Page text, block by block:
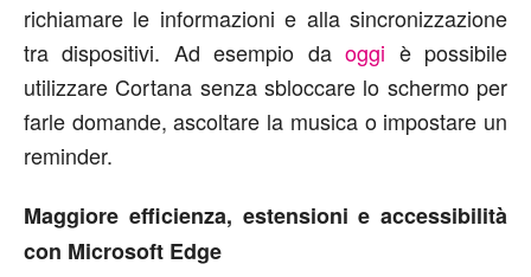
richiamare le informazioni e alla sincronizzazione
tra dispositivi. Ad esempio daoggi è possibile
utilizzare Cortana senza sbloccare lo schermo per
farle domande, ascoltare la musica o impostare un
reminder.
Maggiore efficienza, estensioni e accessibilità
con Microsoft Edge